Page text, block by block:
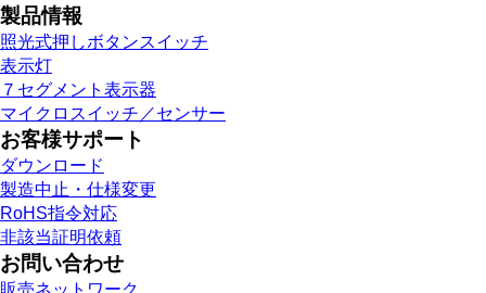
製品情報
照光式押しボタンスイッチ
表示灯
７セグメント表示器
マイクロスイッチ／センサー
お客様サポート
ダウンロード
製造中止・仕様変更
RoHS指令対応
非該当証明依頼
お問い合わせ
販売ネットワーク